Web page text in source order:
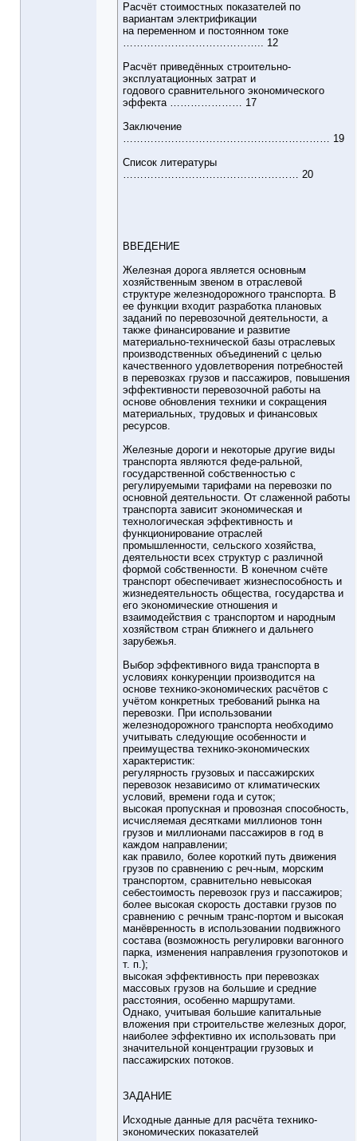
Расчёт стоимостных показателей по
вариантам электрификации
на переменном и постоянном токе
………………………………….. 12
Расчёт приведённых строительно-
эксплуатационных затрат и
годового сравнительного экономического
эффекта ………………… 17
Заключение
…………………………………………………… 19
Список литературы
…………………………………………… 20
ВВЕДЕНИЕ
Железная дорога является основным
хозяйственным звеном в отраслевой
структуре железнодорожного транспорта. В
ее функции входит разработка плановых
заданий по перевозочной деятельности, а
также финансирование и развитие
материально-технической базы отраслевых
производственных объединений с целью
качественного удовлетворения потребностей
в перевозках грузов и пассажиров, повышения
эффективности перевозочной работы на
основе обновления техники и сокращения
материальных, трудовых и финансовых
ресурсов.
Железные дороги и некоторые другие виды
транспорта являются феде-ральной,
государственной собственностью с
регулируемыми тарифами на перевозки по
основной деятельности. От слаженной работы
транспорта зависит экономическая и
технологическая эффективность и
функционирование отраслей
промышленности, сельского хозяйства,
деятельности всех структур с различной
формой собственности. В конечном счёте
транспорт обеспечивает жизнеспособность и
жизнедеятельность общества, государства и
его экономические отношения и
взаимодействия с транспортом и народным
хозяйством стран ближнего и дальнего
зарубежья.
Выбор эффективного вида транспорта в
условиях конкуренции производится на
основе технико-экономических расчётов с
учётом конкретных требований рынка на
перевозки. При использовании
железнодорожного транспорта необходимо
учитывать следующие особенности и
преимущества технико-экономических
характеристик:
регулярность грузовых и пассажирских
перевозок независимо от климатических
условий, времени года и суток;
высокая пропускная и провозная способность,
исчисляемая десятками миллионов тонн
грузов и миллионами пассажиров в год в
каждом направлении;
как правило, более короткий путь движения
грузов по сравнению с реч-ным, морским
транспортом, сравнительно невысокая
себестоимость перевозок груз и пассажиров;
более высокая скорость доставки грузов по
сравнению с речным транс-портом и высокая
манёвренность в использовании подвижного
состава (возможность регулировки вагонного
парка, изменения направления грузопотоков и
т. п.);
высокая эффективность при перевозках
массовых грузов на большие и средние
расстояния, особенно маршрутами.
Однако, учитывая большие капитальные
вложения при строительстве железных дорог,
наиболее эффективно их использовать при
значительной концентрации грузовых и
пассажирских потоков.
ЗАДАНИЕ
Исходные данные для расчёта технико-
экономических показателей